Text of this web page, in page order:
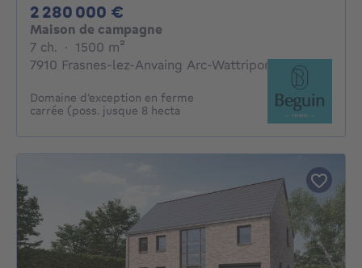
2 280 000 €
Maison de campagne
7 ch. 7 chambres
· 1500 m²
7910 Frasnes-lez-Anvaing Arc-Wattripont
Domaine d’exception en ferme
carrée (poss. jusque 8 hecta